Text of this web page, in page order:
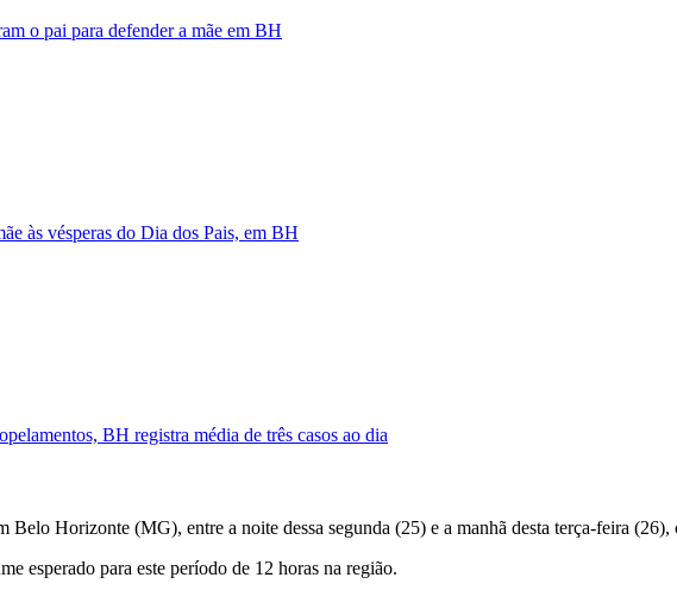
o pai para defender a mãe em BH
às vésperas do Dia dos Pais, em BH
BH registra média de três casos ao dia
Horizonte (MG), entre a noite dessa segunda (25) e a manhã desta terça-feira (26),
esperado para este período de 12 horas na região.